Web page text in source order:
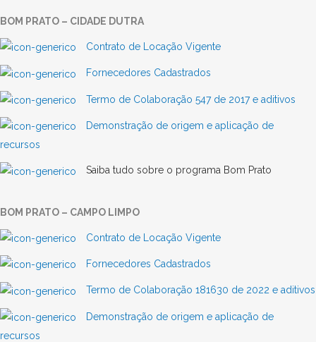
BOM PRATO – CIDADE DUTRA
Contrato de Locação Vigente
Fornecedores Cadastrados
Termo de Colaboração 547 de 2017 e aditivos
Demonstração de origem e aplicação de
recursos
Saiba tudo sobre o programa Bom Prato
BOM PRATO – CAMPO LIMPO
Contrato de Locação Vigente
Fornecedores Cadastrados
Termo de Colaboração 181630 de 2022 e aditivos
Demonstração de origem e aplicação de
recursos